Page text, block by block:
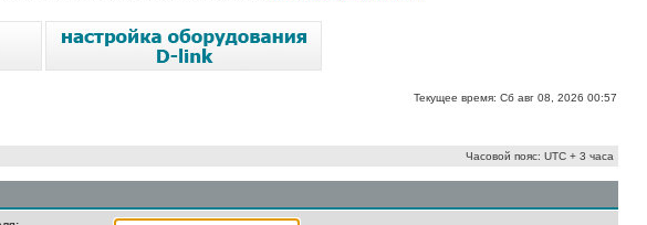
Текущее время: Сб авг 08, 2026 00:57
Часовой пояс: UTC + 3 часа